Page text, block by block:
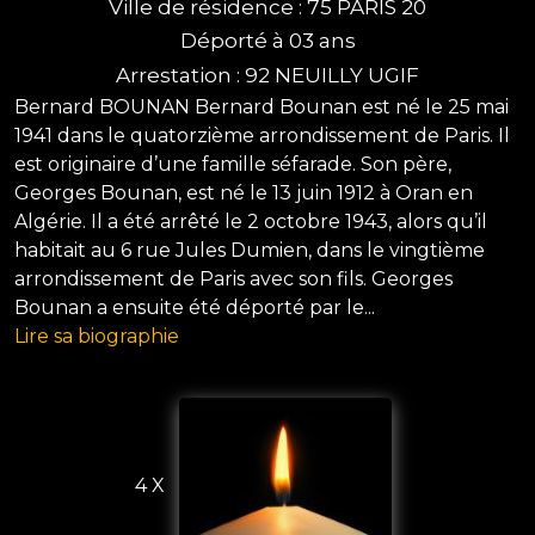
Ville de résidence : 75 PARIS 20
Déporté à 03 ans
Arrestation : 92 NEUILLY UGIF
Bernard BOUNAN Bernard Bounan est né le 25 mai
1941 dans le quatorzième arrondissement de Paris. Il
est originaire d’une famille séfarade. Son père,
Georges Bounan, est né le 13 juin 1912 à Oran en
Algérie. Il a été arrêté le 2 octobre 1943, alors qu’il
habitait au 6 rue Jules Dumien, dans le vingtième
arrondissement de Paris avec son fils. Georges
Bounan a ensuite été déporté par le...
Lire sa biographie
4 X